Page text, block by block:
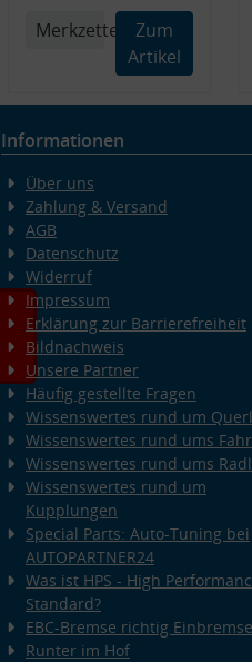
Merkzettel
Zum
Artikel
Informationen
Über uns
Zahlung & Versand
AGB
Datenschutz
Widerruf
Impressum
Erklärung zur Barrierefreiheit
Bildnachweis
Unsere Partner
Häufig gestellte Fragen
Wissenswertes rund um
Wissenswertes rund ums
Wissenswertes rund ums
Wissenswertes rund um
Kupplungen
Special Parts: Auto-Tuning bei
AUTOPARTNER24
Was ist HPS - High
Standard?
EBC-Bremse richtig
Runter im Hof